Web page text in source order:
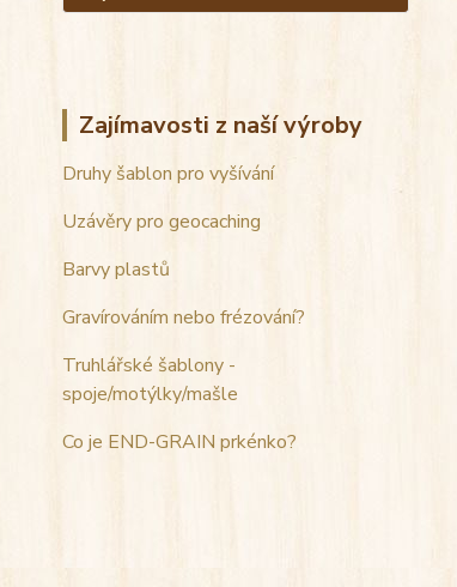
Zajímavosti z naší výroby
Druhy šablon pro vyšívání
Uzávěry pro geocaching
Barvy plastů
Gravírováním nebo frézování?
Truhlářské šablony -
spoje/motýlky/mašle
Co je END-GRAIN prkénko?